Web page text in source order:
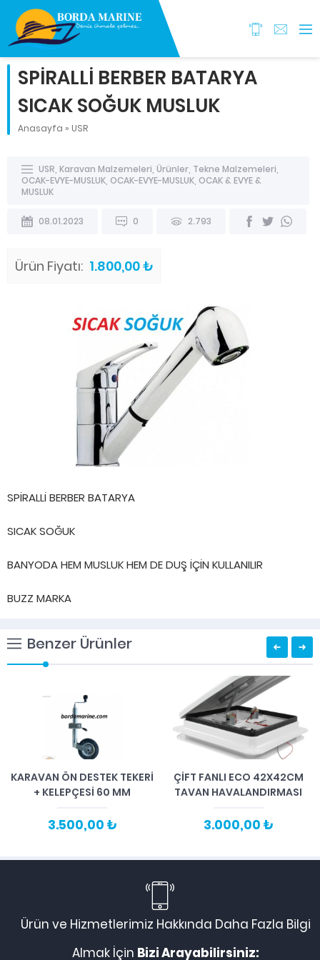
SPİRALLİ BERBER BATARYA
SICAK SOĞUK MUSLUK
Anasayfa » USR
USR Karavan Malzemeleri Ürünler Tekne Malzemeleri
OCAK-EVYE-MUSLUK OCAK-EVYE-MUSLUK OCAK & EVYE &
MUSLUK
08.01.2023 0 2.793
Ürün Fiyatı: 1.800,00 ₺
SPİRALLİ BERBER BATARYA
SICAK SOĞUK
BANYODA HEM MUSLUK HEM DE DUŞ İÇİN KULLANILIR
BUZZ MARKA
Benzer Ürünler
KARAVAN ÖN DESTEK TEKERİ
+ KELEPÇESİ 60 MM
3.500,00 ₺
ÇIFT FANLI ECO 42X42CM
TAVAN HAVALANDIRMASI
3.000,00 ₺
Ürün ve Hizmetlerimiz Hakkında Daha Fazla Bilgi
Almak İçin Bizi Arayabilirsiniz: